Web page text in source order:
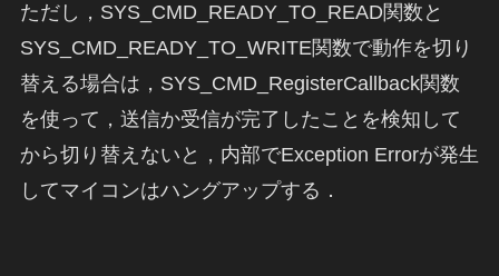
ただし，SYS_CMD_READY_TO_READ関数と
SYS_CMD_READY_TO_WRITE関数で動作を切り
替える場合は，SYS_CMD_RegisterCallback関数
を使って，送信か受信が完了したことを検知して
から切り替えないと，内部でException Errorが発生
してマイコンはハングアップする．